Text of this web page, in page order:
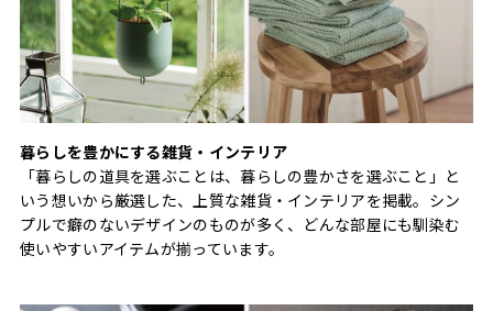
暮らしを豊かにする雑貨・インテリア
「暮らしの道具を選ぶことは、暮らしの豊かさを選ぶこと」と
いう想いから厳選した、上質な雑貨・インテリアを掲載。シン
プルで癖のないデザインのものが多く、どんな部屋にも馴染む
使いやすいアイテムが揃っています。